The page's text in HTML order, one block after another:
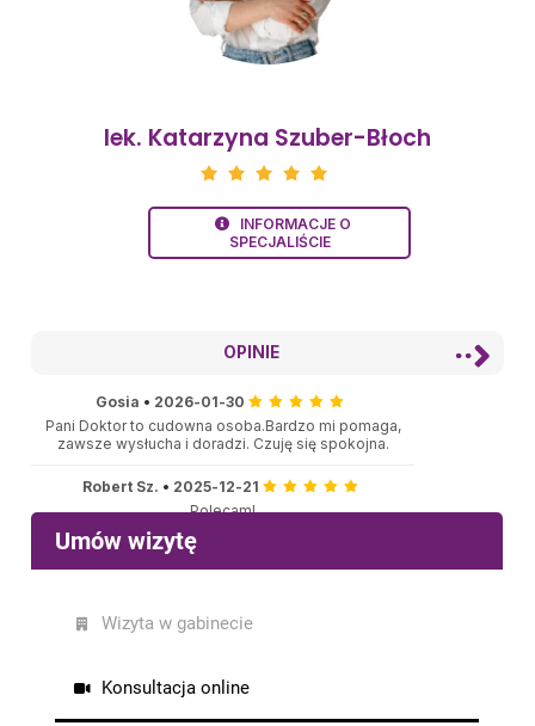
lek. Katarzyna Szuber-Błoch
INFORMACJE O
SPECJALIŚCIE
OPINIE
Gosia • 2026-01-30
Pani Doktor to cudowna osoba.Bardzo mi pomaga,
zawsze wysłucha i doradzi. Czuję się spokojna.
Robert Sz. • 2025-12-21
Polecam!
Aleksandra• 2025-12-13
Gosia
2025-12-13
pomocna, dociekliwa, empatyczna. Potrafi zbudować
atmosferę pełną zaufania, dzięki temu kolejne wizyty
nie są aż tak stresujace.